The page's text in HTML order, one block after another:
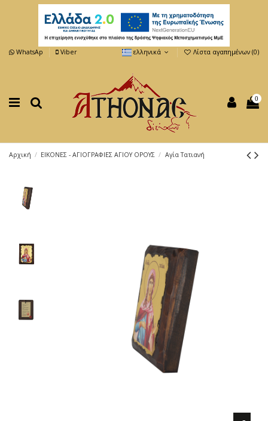
WhatsAp Viber ελληνικά Λίστα αγαπημένων (0)
0
Αρχική ΕΙΚΟΝΕΣ - ΑΓΙΟΓΡΑΦΙΕΣ ΑΓΙΟΥ ΟΡΟΥΣ Αγία Τατιανή